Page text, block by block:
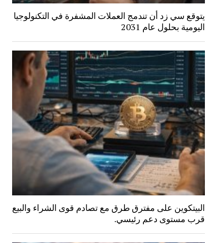
يتوقع سي زد أن تندمج العملات المشفرة في التكنولوجيا
اليومية بحلول عام 2031
البيتكوين على مفترق طرق مع تصادم قوى الشراء والبيع
قرب مستوى دعم رئيسي.